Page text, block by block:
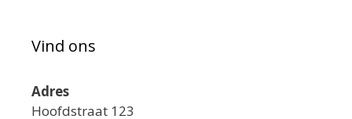
Vind ons
Adres
Hoofdstraat 123